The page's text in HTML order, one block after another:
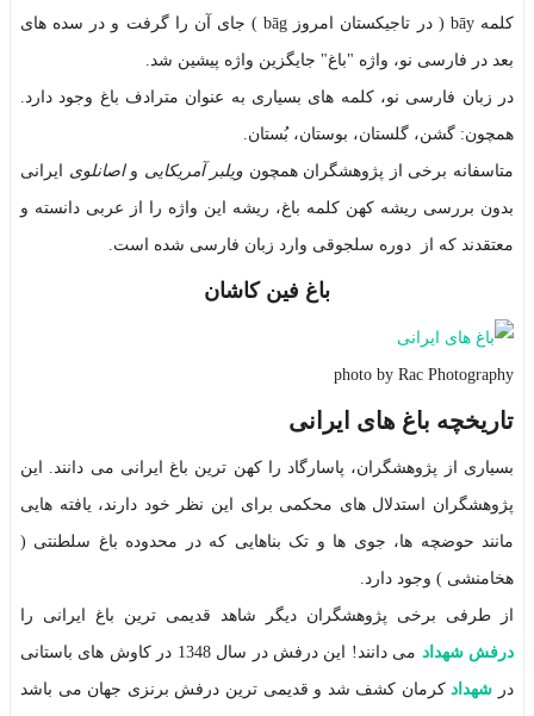
کلمه bāy ( در تاجیکستان امروز bāg ) جای آن را گرفت و در سده های
بعد در فارسی نو، واژه "باغ" جایگزین واژه پیشین شد.
در زبان فارسی نو، کلمه های بسیاری به عنوان مترادف باغ وجود دارد.
همچون: گشن، گلستان، بوستان، بُستان.
متاسفانه برخی از پژوهشگران همچون ویلبر آمریکایی واصانلوی ایرانی
بدون بررسی ریشه کهن کلمه باغ، ریشه این واژه را از عربی دانسته و
معتقدند که از دوره سلجوقی وارد زبان فارسی شده است.
باغ فین کاشان
photo by Rac Photography
تاریخچه باغ های ایرانی
بسیاری از پژوهشگران، پاسارگاد را کهن ترین باغ ایرانی می دانند. این
پژوهشگران استدلال های محکمی برای این نظر خود دارند، یافته هایی
مانند حوضچه ها، جوی ها و تک بناهایی که در محدوده باغ سلطنتی (
هخامنشی ) وجود دارد.
از طرفی برخی پژوهشگران دیگر شاهد قدیمی ترین باغ ایرانی را
درفش شهداد می دانند! این درفش در سال 1348 در کاوش های باستانی
در شهداد کرمان کشف شد و قدیمی ترین درفش برنزی جهان می باشد